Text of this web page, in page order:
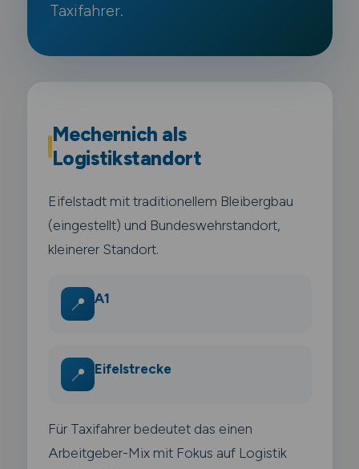
Taxifahrer.
Mechernich als
Logistikstandort
Eifelstadt mit traditionellem Bleibergbau
(eingestellt) und Bundeswehrstandort,
kleinerer Standort.
📍 A1
📍 Eifelstrecke
Für Taxifahrer bedeutet das einen
Arbeitgeber-Mix mit Fokus auf Logistik